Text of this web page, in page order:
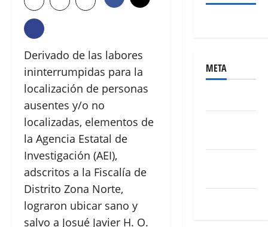
Derivado de las labores
ininterrumpidas para la
localización de personas
ausentes y/o no
localizadas, elementos de
la Agencia Estatal de
Investigación (AEI),
adscritos a la Fiscalía de
Distrito Zona Norte,
lograron ubicar sano y
salvo a Josué Javier H. O.
META